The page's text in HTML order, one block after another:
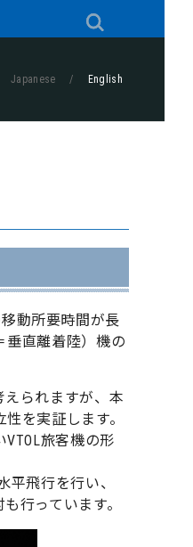
Japanese / English
動所要時間が長
垂直離着陸）機の
えられますが、本
を実証します。
旅客機の形
平飛行を行い、
行っています。